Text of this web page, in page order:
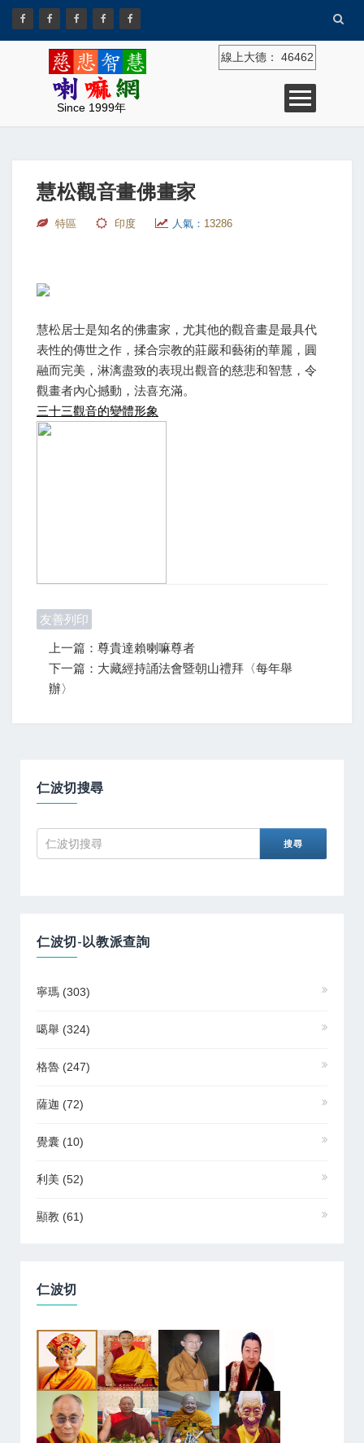
Since 1999年
線上大德： 46462
慧松觀音畫佛畫家
特區 印度 人氣： 13286
慧松居士是知名的佛畫家，尤其他的觀音畫是最具代
表性的傳世之作，揉合宗教的莊嚴和藝術的華麗，圓
融而完美，淋漓盡致的表現出觀音的慈悲和智慧，令
觀畫者內心撼動，法喜充滿。
三十三觀音的變體形象
友善列印
上一篇：尊貴達賴喇嘛尊者
下一篇：大藏經持誦法會暨朝山禮拜〈每年舉
辦〉
仁波切搜尋
仁波切-以教派查詢
寧瑪 (303)
噶舉 (324)
格魯 (247)
薩迦 (72)
覺囊 (10)
利美 (52)
顯教 (61)
仁波切